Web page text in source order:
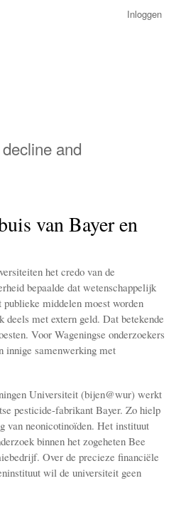
Inloggen
and
van Bayer en
het credo van de
bepaalde dat wetenschappelijk
middelen moest worden
deels met extern geld. Dat betekende
Voor Wageningse onderzoekers
innige samenwerking met
Universiteit (bijen@wur) werkt
pesticide-fabrikant Bayer. Zo hielp
van neonicotinoïden. Het instituut
binnen het zogeheten Bee
Over de precieze financiële
wil de universiteit geen